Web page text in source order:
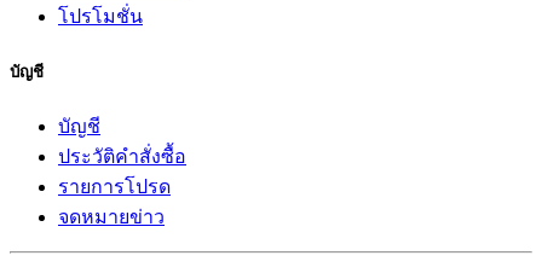
โปรโมชั่น
บัญชี
บัญชี
ประวัติคำสั่งซื้อ
รายการโปรด
จดหมายข่าว